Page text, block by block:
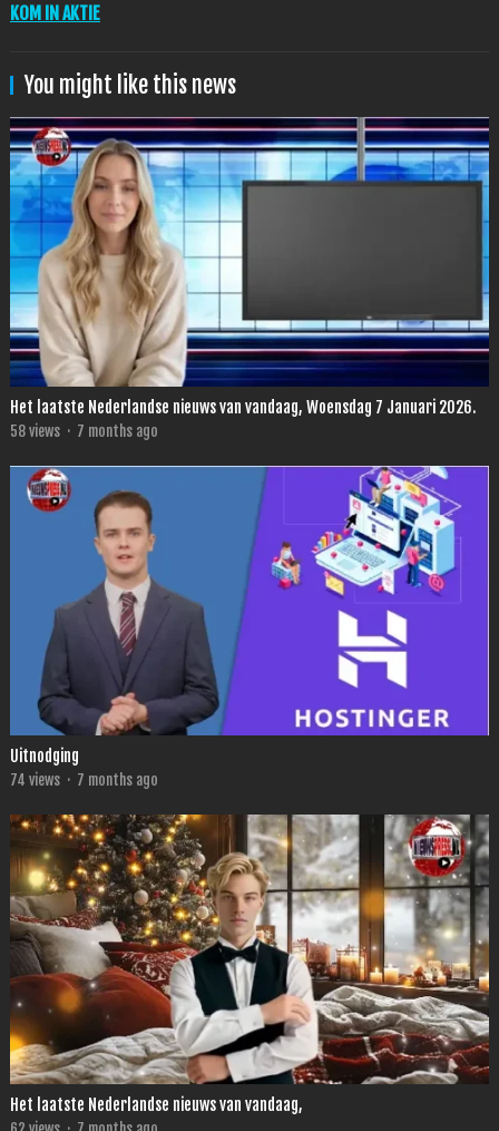
KOM IN AKTIE
You might like this news
Het laatste Nederlandse nieuws van vandaag, Woensdag 7 Januari 2026.
58views · 7 months ago
Uitnodging
74 views · 7 months ago
Het laatste Nederlandse nieuws van vandaag,